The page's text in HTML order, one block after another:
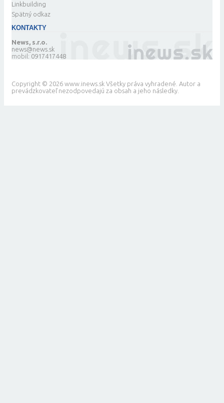
Linkbuilding
Spätný odkaz
KONTAKTY
News, s.r.o.
news@news.sk
mobil: 0917417448
Copyright © 2026 www.inews.sk Všetky práva vyhradené. Autor a
prevádzkovateľ nezodpovedajú za obsah a jeho následky.